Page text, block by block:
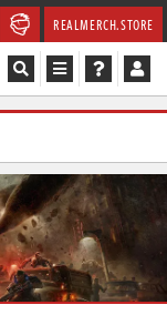
REALMERCH.STORE